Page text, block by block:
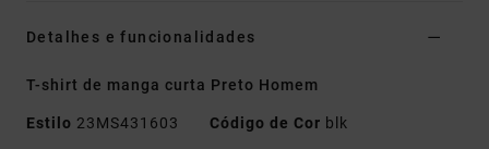
Detalhes e funcionalidades
T-shirt de manga curta Preto Homem
Estilo 23MS431603 Código de Cor blk